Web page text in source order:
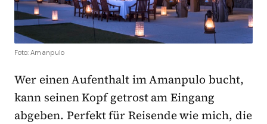
Foto: Amanpulo
Wer einen Aufenthalt im Amanpulo bucht,
kann seinen Kopf getrost am Eingang
abgeben. Perfekt für Reisende wie mich, die